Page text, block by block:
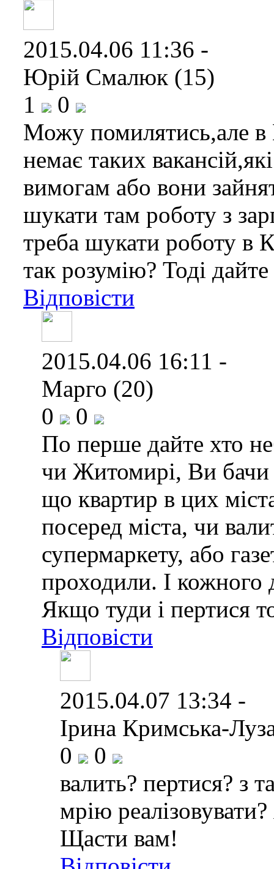
2015.04.06 11:36 -
Юрій Смалюк (15)
1
0
Можу помилятись,але в
немає таких
вимогам або вони
шукати там роботу з
треба шукати роботу в
так розумію? Тоді дайте
Відповісти
2015.04.06 16:11 -
Марго (20)
0
0
По перше дайте хто
чи Житомирі, Ви бачи
що квартир в цих
посеред міста, чи
супермаркету, або
проходили. І кожного
Якщо туди і пертися
Відповісти
2015.04.07 13:34 -
Ірина Кримська-
0
0
валить? пертися? з
мрію
Щасти вам!